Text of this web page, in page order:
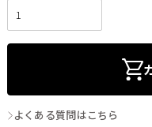
よくある質問はこちら